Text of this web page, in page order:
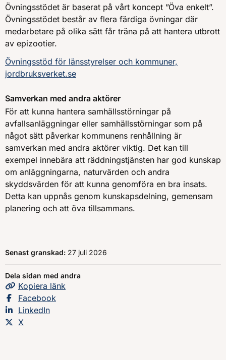
Övningsstödet är baserat på vårt koncept ”Öva enkelt”.
Övningsstödet består av flera färdiga övningar där
medarbetare på olika sätt får träna på att hantera utbrott
av epizootier.
Övningsstöd för länsstyrelser och kommuner,
jordbruksverket.se
Samverkan med andra aktörer
För att kunna hantera samhällsstörningar på
avfallsanläggningar eller samhällsstörningar som på
något sätt påverkar kommunens renhållning är
samverkan med andra aktörer viktig. Det kan till
exempel innebära att räddningstjänsten har god kunskap
om anläggningarna, naturvärden och andra
skyddsvärden för att kunna genomföra en bra insats.
Detta kan uppnås genom kunskapsdelning, gemensam
planering och att öva tillsammans.
Senast granskad: 27 juli 2026
Dela sidan med andra
Kopiera sidans
länk
Dela sidan på
Facebook
Dela sidan på
LinkedIn
Dela sidan på
X